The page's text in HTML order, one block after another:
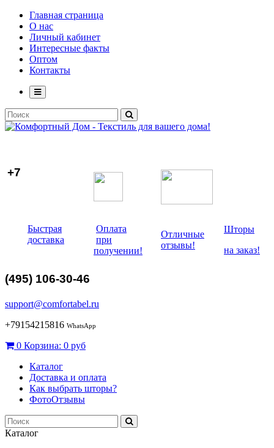
Главная страница
О нас
Личный кабинет
Интересные факты
Оптом
Контакты
Быстрая
доставка
Оплата
при
получении!
Отличные
отзывы!
Шторы
на заказ!
+7
(495) 106-30-46
support@comfortabel.ru
+79154215816 WhatsApp
0 Корзина: 0 руб
Каталог
Доставка и оплата
Как выбрать шторы?
ФотоОтзывы
Каталог